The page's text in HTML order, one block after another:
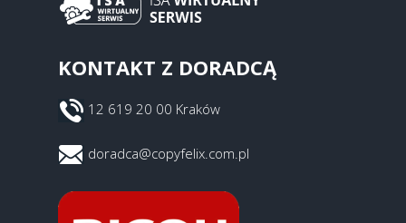
KONTAKT Z DORADCĄ
12 619 20 00 Kraków
doradca@copyfelix.com.pl